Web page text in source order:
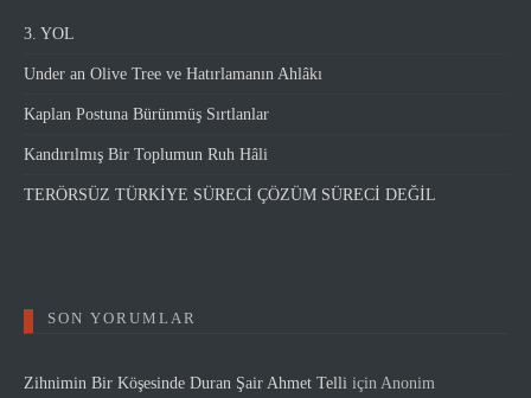
3. YOL
Under an Olive Tree ve Hatırlamanın Ahlâkı
Kaplan Postuna Bürünmüş Sırtlanlar
Kandırılmış Bir Toplumun Ruh Hâli
TERÖRSÜZ TÜRKİYE SÜRECİ ÇÖZÜM SÜRECİ DEĞİL
SON YORUMLAR
Zihnimin Bir Köşesinde Duran Şair Ahmet Telli içinAnonim